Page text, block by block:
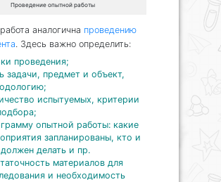
Проведение опытной работы
аналогична проведению
. Здесь важно определить:
проведения;
задачи, предмет и объект,
испытуемых, критерии
опытной работы: какие
запланированы, кто и
должен делать и пр.
материалов для
и необходимость